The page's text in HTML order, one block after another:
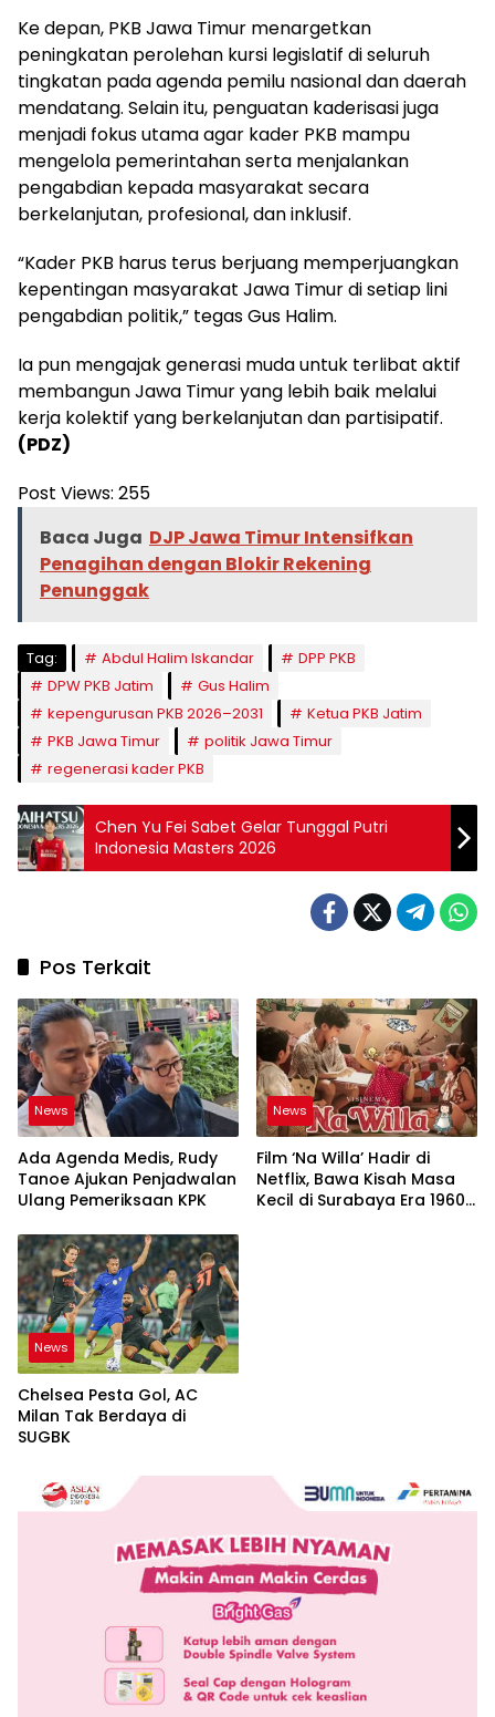
Ke depan, PKB Jawa Timur menargetkan
peningkatan perolehan kursi legislatif di seluruh
tingkatan pada agenda pemilu nasional dan daerah
mendatang. Selain itu, penguatan kaderisasi juga
menjadi fokus utama agar kader PKB mampu
mengelola pemerintahan serta menjalankan
pengabdian kepada masyarakat secara
berkelanjutan, profesional, dan inklusif.
“Kader PKB harus terus berjuang memperjuangkan
kepentingan masyarakat Jawa Timur di setiap lini
pengabdian politik,” tegas Gus Halim.
Ia pun mengajak generasi muda untuk terlibat aktif
membangun Jawa Timur yang lebih baik melalui
kerja kolektif yang berkelanjutan dan partisipatif.
(PDZ)
Post Views: 255
Baca Juga DJP Jawa Timur Intensifkan
Penagihan dengan Blokir Rekening
Penunggak
Tag: Abdul Halim Iskandar
DPP PKB
DPW PKB Jatim
Gus Halim
kepengurusan PKB 2026–2031
Ketua PKB Jatim
PKB Jawa Timur
politik Jawa Timur
regenerasi kader PKB
Chen Yu Fei Sabet Gelar Tunggal Putri
Indonesia Masters 2026
Pos Terkait
News
Ada Agenda Medis, Rudy
Tanoe Ajukan Penjadwalan
Ulang Pemeriksaan KPK
News
Film ‘Na Willa’ Hadir di
Netflix, Bawa Kisah Masa
Kecil di Surabaya Era 1960-
News
Chelsea Pesta Gol, AC
Milan Tak Berdaya di
SUGBK